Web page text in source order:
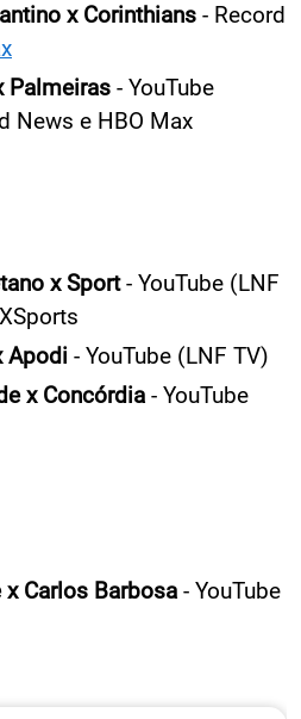
x Corinthians - Record
Palmeiras - YouTube
News e HBO Max
x Sport- YouTube (LNF
Apodi - YouTube (LNF TV)
x Concórdia - YouTube
Carlos Barbosa - YouTube